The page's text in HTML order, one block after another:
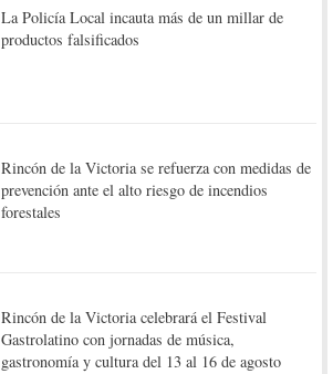
La Policía Local incauta más de un millar de
productos falsificados
Rincón de la Victoria se refuerza con medidas de
prevención ante el alto riesgo de incendios
forestales
Rincón de la Victoria celebrará el Festival
Gastrolatino con jornadas de música,
gastronomía y cultura del 13 al 16 de agosto